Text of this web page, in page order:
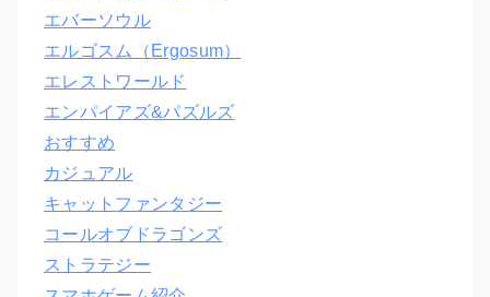
エバーソウル
エルゴスム（Ergosum）
エレストワールド
エンパイアズ&パズルズ
おすすめ
カジュアル
キャットファンタジー
コールオブドラゴンズ
ストラテジー